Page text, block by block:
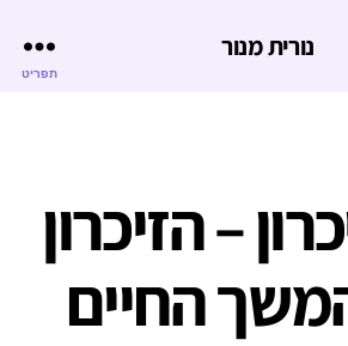
נורית מנור
תפריט
– הזיכרון
החיים